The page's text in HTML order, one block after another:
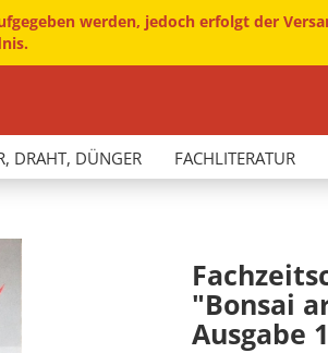
EUR
Lieferland
Konto erstellen
werden, jedoch erfolgt der
DRAHT, DÜNGER FACHLITERATUR
"Bonsai
Ausgabe